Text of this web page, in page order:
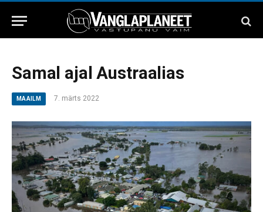
Samal ajal Austraalias
MAAILM 7. märts 2022